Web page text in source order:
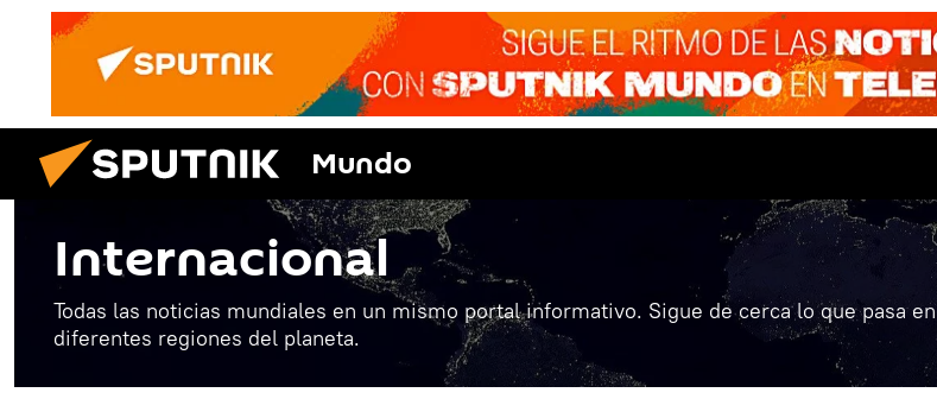
Mundo
Internacional
Todas las noticias mundiales en un mismo portal informativo. Sigue de cerca lo que pasa en
diferentes regiones del planeta.